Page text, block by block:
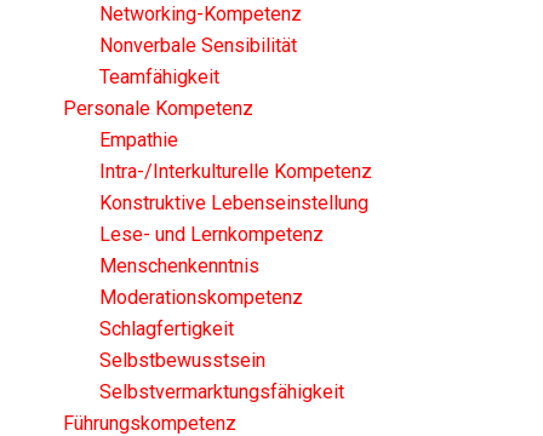
Networking-Kompetenz
Nonverbale Sensibilität
Teamfähigkeit
Personale Kompetenz
Empathie
Intra-/Interkulturelle Kompetenz
Konstruktive Lebenseinstellung
Lese- und Lernkompetenz
Menschenkenntnis
Moderationskompetenz
Schlagfertigkeit
Selbstbewusstsein
Selbstvermarktungsfähigkeit
Führungskompetenz